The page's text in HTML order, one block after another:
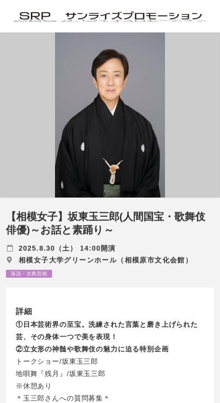
【相模女子】坂東玉三郎(人間国宝・歌舞伎
俳優)～お話と素踊り～
2025.8.30（土） 14:00開演
相模女子大学グリーンホール（相模原市文化会館）
落語・古典芸能
詳細
①日本芸術界の至宝。洗練された言葉と磨き上げられた
芸、その身体一つで美を表現！
②立女形の神髄や歌舞伎の魅力に迫る特別企画
トークショー/坂東玉三郎
地唄舞『残月』/坂東玉三郎
※休憩あり
＊玉三郎さんへの質問募集＊